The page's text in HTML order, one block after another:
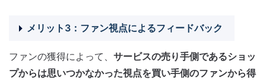
メリット3：ファン視点によるフィードバック
ファンの獲得によって、 サービスの売り手側であるショッ
プからは思いつかなかった視点を買い手側のファンから得